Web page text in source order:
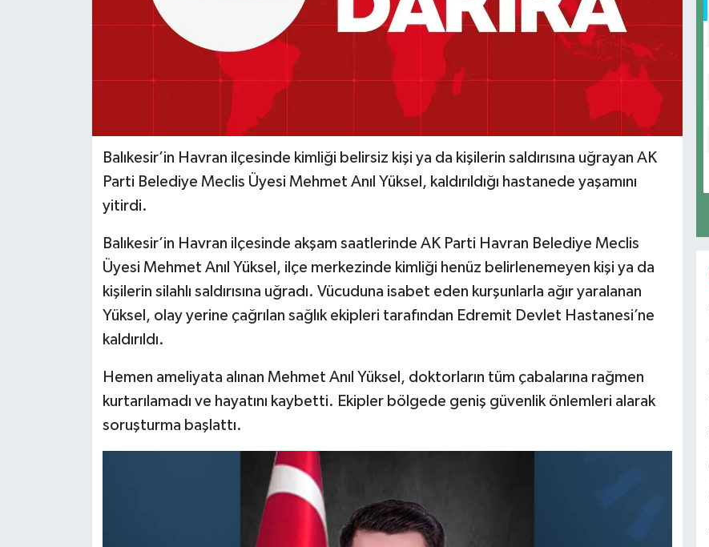
Balıkesir’in Havran ilçesinde kimliği belirsiz kişi ya da kişilerin saldırısına uğrayan AK
Parti Belediye Meclis Üyesi Mehmet Anıl Yüksel, kaldırıldığı hastanede yaşamını
yitirdi.
Balıkesir’in Havran ilçesinde akşam saatlerinde AK Parti Havran Belediye Meclis
Üyesi Mehmet Anıl Yüksel, ilçe merkezinde kimliği henüz belirlenemeyen kişi ya da
kişilerin silahlı saldırısına uğradı. Vücuduna isabet eden kurşunlarla ağır yaralanan
Yüksel, olay yerine çağrılan sağlık ekipleri tarafından Edremit Devlet Hastanesi’ne
kaldırıldı.
Hemen ameliyata alınan Mehmet Anıl Yüksel, doktorların tüm çabalarına rağmen
kurtarılamadı ve hayatını kaybetti. Ekipler bölgede geniş güvenlik önlemleri alarak
soruşturma başlattı.